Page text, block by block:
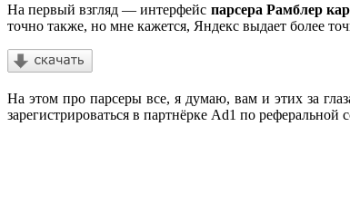
На первый взгляд — интерфейс парсера Рамблер
точно также, но мне кажется, Яндекс выдает более
На этом про парсеры все, я думаю, вам и этих за
зарегистрироваться в партнёрке Ad1 по